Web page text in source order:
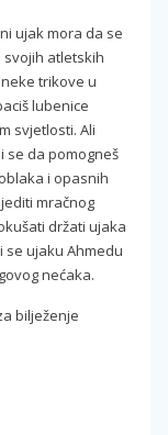
ujak mora da se
atletskih
trikove u
lubenice
svjetlosti. Ali
se da pomogneš
i opasnih
mračnog
držati ujaka
se ujaku Ahmedu
nećaka.
bilježenje